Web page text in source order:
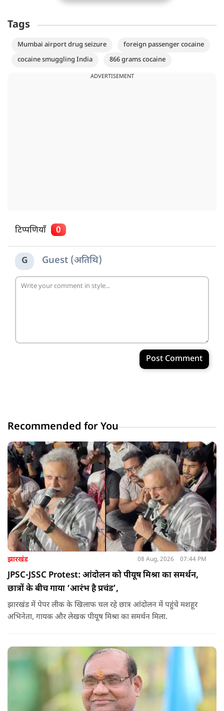
Tags
Mumbai airport drug seizure
foreign passenger cocaine
cocaine smuggling India
866 grams cocaine
ADVERTISEMENT
टिप्पणियाँ 0
G Guest (अतिथि)
Post Comment
Recommended for You
झारखंड 08 Aug, 2026 07:44 PM
JPSC-JSSC Protest: आंदोलन को पीयूष मिश्रा का समर्थन,
छात्रों के बीच गाया ‘आरंभ है प्रचंड’,
झारखंड में पेपर लीक के खिलाफ चल रहे छात्र आंदोलन में पहुंचे मशहूर
अभिनेता, गायक और लेखक पीयूष मिश्रा का समर्थन मिला.